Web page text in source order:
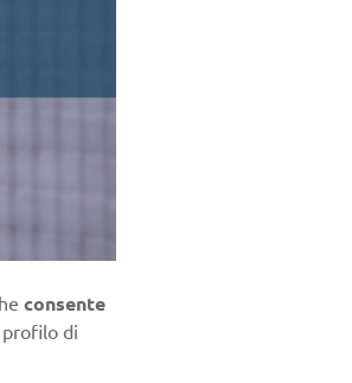
consente
profilo di